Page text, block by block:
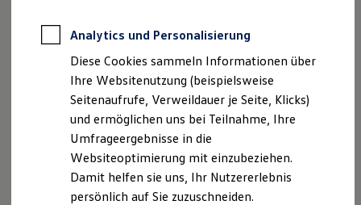
Professional Class bei Volkswagen
Behörden
Direktkunden
Sonderfahrzeuge
Anpfiff zum Gewinn
Elektromobilität
Elektroautos
ID. Tutorials
Elektrofahrzeugkonzepte
ID. EVERY1
Reichweite
Analytics und Personalisierung
Diese Cookies sammeln Informationen über
Ihre Websitenutzung (beispielsweise
Seitenaufrufe, Verweildauer je Seite, Klicks)
und ermöglichen uns bei Teilnahme, Ihre
Umfrageergebnisse in die
Websiteoptimierung mit einzubeziehen.
Damit helfen sie uns, Ihr Nutzererlebnis
persönlich auf Sie zuzuschneiden.